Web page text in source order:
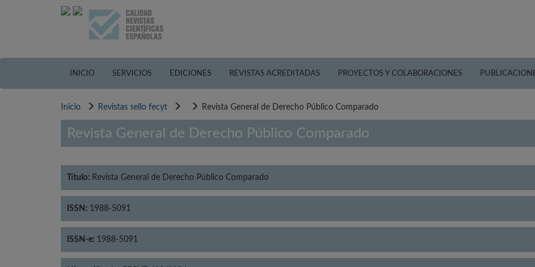
INICIO SERVICIOS EDICIONES REVISTAS ACREDITADAS PROYECTOS Y COLABORACIONES
Inicio Revistas sello fecyt Revista General de Derecho Público Comparado
Revista General de Derecho Público Comparado
Título: Revista General de Derecho Público Comparado
ISSN: 1988-5091
ISSN-e: 1988-5091